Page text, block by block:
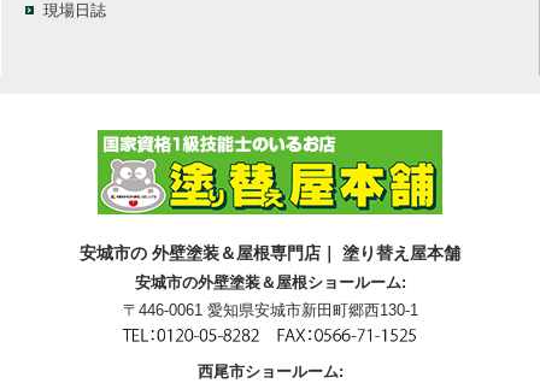
現場日誌
安城市の 外壁塗装＆屋根専門店｜ 塗り替え屋本舗
安城市の外壁塗装＆屋根ショールーム:
〒446-0061 愛知県安城市新田町郷西130-1
西尾市ショールーム: